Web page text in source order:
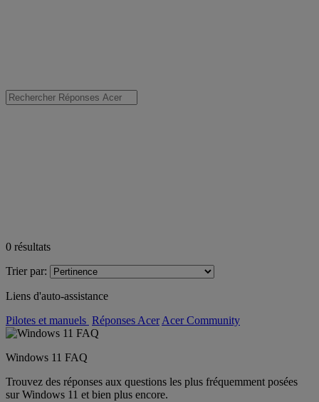
0 résultats
Trier par:
Liens d'auto-assistance
Pilotes et manuels Réponses Acer Acer Community
Windows 11 FAQ
Trouvez des réponses aux questions les plus fréquemment posées
sur Windows 11 et bien plus encore.